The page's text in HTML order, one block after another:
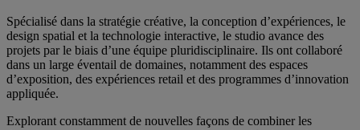
Spécialisé dans la stratégie créative, la conception d’expériences, le
design spatial et la technologie interactive, le studio avance des
projets par le biais d’une équipe pluridisciplinaire. Ils ont collaboré
dans un large éventail de domaines, notamment des espaces
d’exposition, des expériences retail et des programmes d’innovation
appliquée.
Explorant constamment de nouvelles façons de combiner les